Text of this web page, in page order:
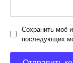
Сохранить моё
последующих